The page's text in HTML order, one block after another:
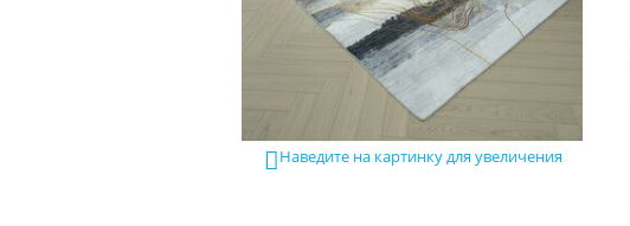
Наведите на картинку для увеличения